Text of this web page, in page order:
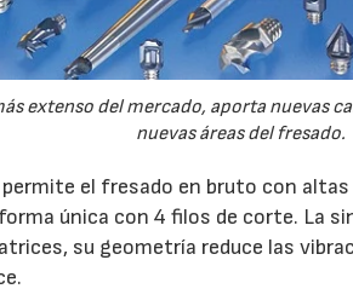
extenso del mercado, aporta nuevas
nuevas áreas del fresado.
el fresado en bruto con
única con 4 filos de corte. La
su geometría reduce las